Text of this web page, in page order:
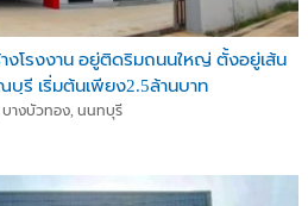
งโรงงาน อยู่ติดริมถนนใหญ่ ตั้งอยู่เส้น
รี เริ่มต้นเพียง2.5ล้านบาท
บางบัวทอง, นนทบุรี